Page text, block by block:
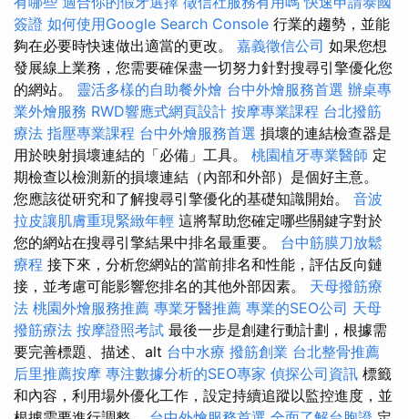
簽證 如何使用Google Search Console 行業的趨勢，並能
夠在必要時快速做出適當的更改。 嘉義徵信公司 如果您想
發展線上業務，您需要確保盡一切努力針對搜尋引擎優化您
的網站。 靈活多樣的自助餐外燴 台中外燴服務首選 辦桌專
業外燴服務 RWD響應式網頁設計 按摩專業課程 台北撥筋
療法 指壓專業課程 台中外燴服務首選 損壞的連結檢查器是
用於映射損壞連結的「必備」工具。 桃園植牙專業醫師 定
期檢查以檢測新的損壞連結（內部和外部）是個好主意。
您應該從研究和了解搜尋引擎優化的基礎知識開始。 音波
拉皮讓肌膚重現緊緻年輕 這將幫助您確定哪些關鍵字對於
您的網站在搜尋引擎結果中排名最重要。 台中筋膜刀放鬆
療程 接下來，分析您網站的當前排名和性能，評估反向鏈
接，並考慮可能影響您排名的其他外部因素。 天母撥筋療
法 桃園外燴服務推薦 專業牙醫推薦 專業的SEO公司 天母
撥筋療法 按摩證照考試 最後一步是創建行動計劃，根據需
要完善標題、描述、alt 台中水療 撥筋創業 台北整骨推薦
后里推薦按摩 專注數據分析的SEO專家 偵探公司資訊 標籤
和內容，利用場外優化工作，設定持續追蹤以監控進度，並